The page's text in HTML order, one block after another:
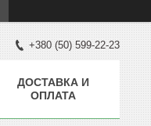
+380 (50) 599-22-23
ДОСТАВКА И
ОПЛАТА